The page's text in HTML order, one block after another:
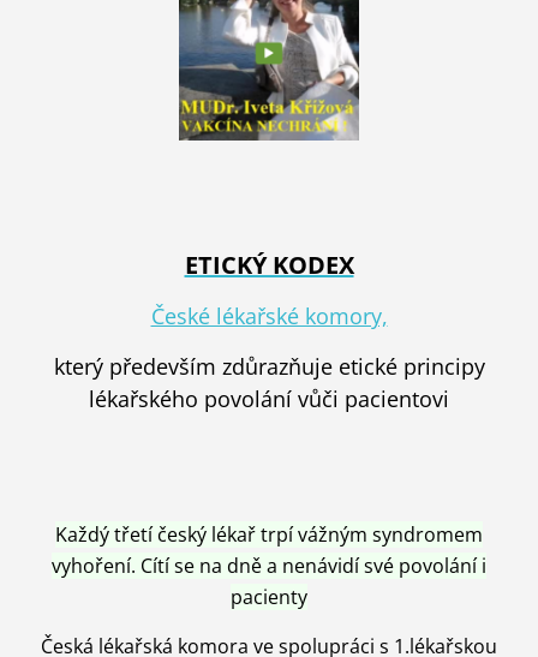
ETICKÝ KODEX
České lékařské komory,
který především zdůrazňuje etické principy
lékařského povolání vůči pacientovi
Každý třetí český lékař trpí vážným syndromem
vyhoření. Cítí se na dně a nenávidí své povolání i
pacienty
Česká lékařská komora ve spolupráci s 1.lékařskou